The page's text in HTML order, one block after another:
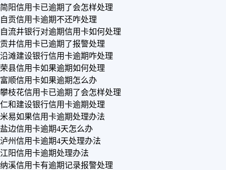
简阳信用卡已逾期了会怎样处理
自贡信用卡逾期不还咋处理
自流井银行对逾期信用卡如何处理
贡井信用卡已逾期了报警处理
沿滩建设银行信用卡逾期咋处理
荣县信用卡如果逾期如何处理
富顺信用卡如果逾期怎么办
攀枝花信用卡已逾期了会怎样处理
仁和建设银行信用卡逾期处理
米易如果信用卡逾期处理办法
盐边信用卡逾期4天怎么办
泸州信用卡逾期4天处理办法
江阳信用卡逾期处理办法
纳溪信用卡有逾期记录报警处理